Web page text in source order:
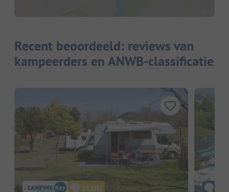
Recent beoordeeld: reviews van
kampeerders en ANWB-classificatie